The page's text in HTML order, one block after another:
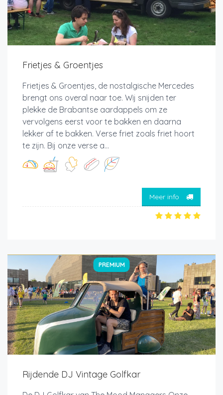
Frietjes & Groentjes
Frietjes & Groentjes, de nostalgische Mercedes
brengt ons overal naar toe. Wij snijden ter
plekke de Brabantse aardappels om ze
vervolgens eerst voor te bakken en daarna
lekker af te bakken. Verse friet zoals friet hoort
te zijn. Bij onze verse a...
Meer info
PREMIUM
Rijdende DJ Vintage Golfkar